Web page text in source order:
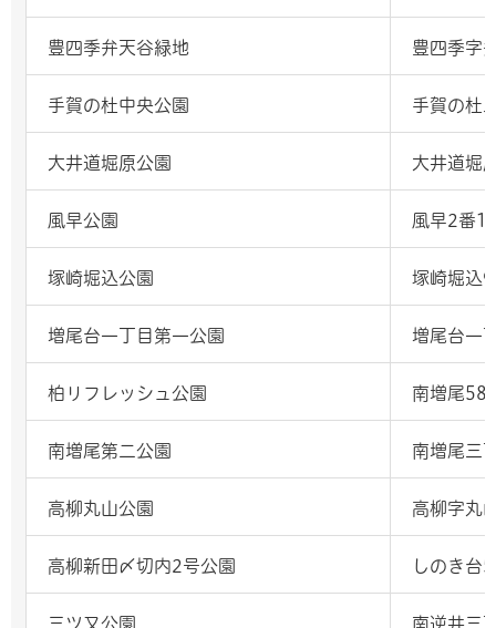
豊四季弁天谷緑地 豊四季字
手賀の杜中央公園 手賀の杜
大井道堀原公園 大井道堀
風早公園 風早2番1
塚崎堀込公園 塚崎堀込
増尾台一丁目第一公園 増尾台一
柏リフレッシュ公園 南増尾58
南増尾第二公園 南増尾三
高柳丸山公園 高柳字丸
高柳新田〆切内2号公園 しのき台
三ツ又公園 南逆井三